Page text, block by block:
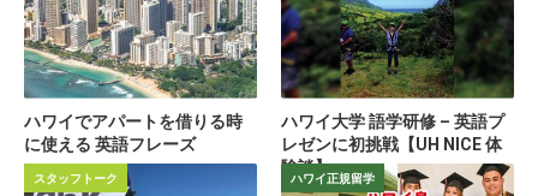
ハワイでアパートを借りる時
に使える 英語フレーズ
ハワイ大学 語学研修 – 英語プ
レゼンに初挑戦【UH NICE 体
験談】
スタッフトーク ハワイ正規留学